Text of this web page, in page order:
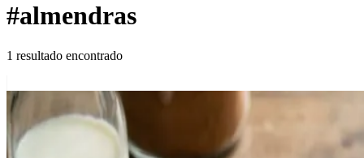
#almendras
1 resultado encontrado